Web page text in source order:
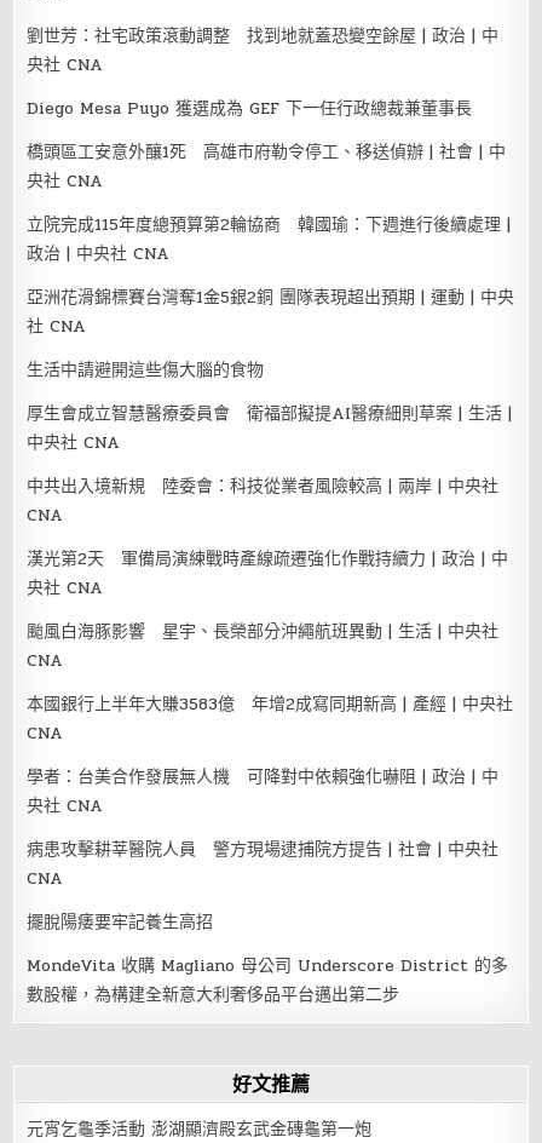
劉世芳：社宅政策滾動調整 找到地就蓋恐變空餘屋 | 政治 | 中
央社 CNA
Diego Mesa Puyo 獲選成為 GEF 下一任行政總裁兼董事長
橋頭區工安意外釀1死 高雄市府勒令停工、移送偵辦 | 社會 | 中
央社 CNA
立院完成115年度總預算第2輪協商 韓國瑜：下週進行後續處理 |
政治 | 中央社 CNA
亞洲花滑錦標賽台灣奪1金5銀2銅 團隊表現超出預期 | 運動 | 中央
社 CNA
生活中請避開這些傷大腦的食物
厚生會成立智慧醫療委員會 衛福部擬提AI醫療細則草案 | 生活 |
中央社 CNA
中共出入境新規 陸委會：科技從業者風險較高 | 兩岸 | 中央社
CNA
漢光第2天 軍備局演練戰時產線疏遷強化作戰持續力 | 政治 | 中
央社 CNA
颱風白海豚影響 星宇、長榮部分沖繩航班異動 | 生活 | 中央社
CNA
本國銀行上半年大賺3583億 年增2成寫同期新高 | 產經 | 中央社
CNA
學者：台美合作發展無人機 可降對中依賴強化嚇阻 | 政治 | 中
央社 CNA
病患攻擊耕莘醫院人員 警方現場逮捕院方提告 | 社會 | 中央社
CNA
擺脫陽痿要牢記養生高招
MondeVita 收購 Magliano 母公司 Underscore District 的多
數股權，為構建全新意大利奢侈品平台邁出第二步
好文推薦
元宵乞龜季活動 澎湖顯濟殿玄武金磚龜第一炮